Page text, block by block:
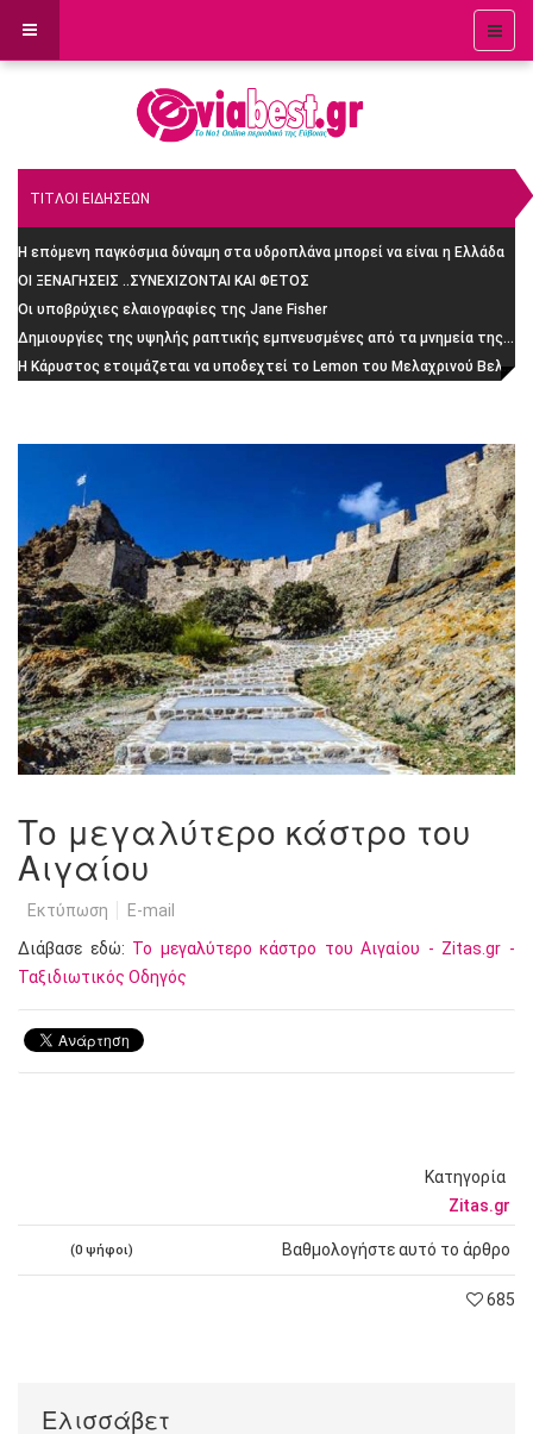
ΤΙΤΛΟΙ ΕΙΔΗΣΕΩΝ
Η επόμενη παγκόσμια δύναμη στα υδροπλάνα μπορεί να είναι η Ελλάδα
ΟΙ ΞΕΝΑΓΗΣΕΙΣ ..ΣΥΝΕΧΙΖΟΝΤΑΙ ΚΑΙ ΦΕΤΟΣ
Οι υποβρύχιες ελαιογραφίες της Jane Fisher
Δημιουργίες της υψηλής ραπτικής εμπνευσμένες από τα μνημεία της Ρώμης
H Κάρυστος ετοιμάζεται να υποδεχτεί το Lemon του Μελαχρινού Βελέντζα: H απίστευτη ιστορία
Το μεγαλύτερο κάστρο του
Αιγαίου
Εκτύπωση E-mail
Κατηγορία
Zitas.gr
Βαθμολογήστε αυτό το άρθρο
(0 ψήφοι)
685
Διάβασε εδώ: Το μεγαλύτερο κάστρο του Αιγαίου - Zitas.gr -
Ταξιδιωτικός Οδηγός
Ελισσάβετ